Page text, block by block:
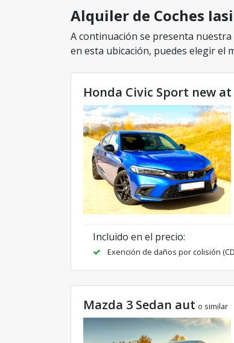
Alquiler de Coches
A continuación se presenta
en esta ubicación, puedes elegir el
Honda Civic Sport new at
Incluido en el precio:
Exención de daños por colisión
Mazda 3 Sedan aut o similar